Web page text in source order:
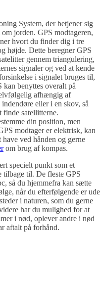
System, der betjener sig
jorden. GPS modtageren,
hvort du finder dig i tre
højde. Dette beregner GPS
gennem triangulering,
signaler og ved at kende
i signalet bruges til,
kan benyttes overalt på
afhængig af
eller i en skov, så
finde satellitterne.
din position, men
modtager er elektrisk, kan
ved hånden og gerne
om brug af kompas.
specielt punkt som et
til. De fleste GPS
så du hjemmefra kan sætte
når du efterfølgende er ude
i naturen, som du gerne
har du mulighed for at
i nød, oplever andre i nød
aftalt på forhånd.